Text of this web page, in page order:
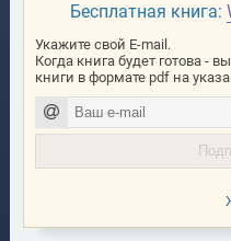
Бесплатная книга:
Укажите свой E-mail.
Когда книга будет готова -
книги в формате pdf на